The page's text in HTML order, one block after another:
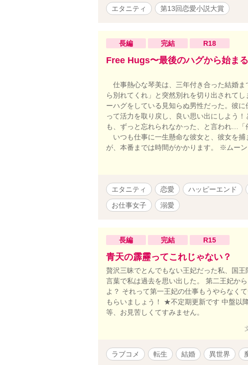
エタニティ
第13回恋愛小説大賞
長編 完結 R18
Free Hugs〜最後のハグから始ま
仕事熱心な琴美は、三年付き合った結婚
ら別れてくれ」と突然別れを切り出されて
ーハグをしている見知らぬ男性だった。彼
って活力を取り戻し、良い思い出にしよう
も、ずっと忘れられなかった、と言われ…「
いつも仕事に一生懸命な彼女と、彼女を
が、本番までは時間がかかります。 ※ムー
エタニティ 恋愛 ハッピーエンド
お仕事女子
溺愛
長編 完結 R15
青天の霹靂ってこれじゃない？
贅沢三昧でとんでもない王妃だった私、国
言葉で私は過去を思い出した。 第二王妃か
よ？ それって第一王妃の仕事もうやらなく
もらいましょう！ ★不定期更新です 中盤以
等、お見苦しくてすみません。
ラブコメ 転生 結婚 異世界